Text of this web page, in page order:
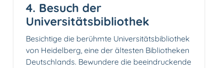
4. Besuch der
Universitätsbibliothek
Besichtige die berühmte Universitätsbibliothek
von Heidelberg, eine der ältesten Bibliotheken
Deutschlands. Bewundere die beeindruckende